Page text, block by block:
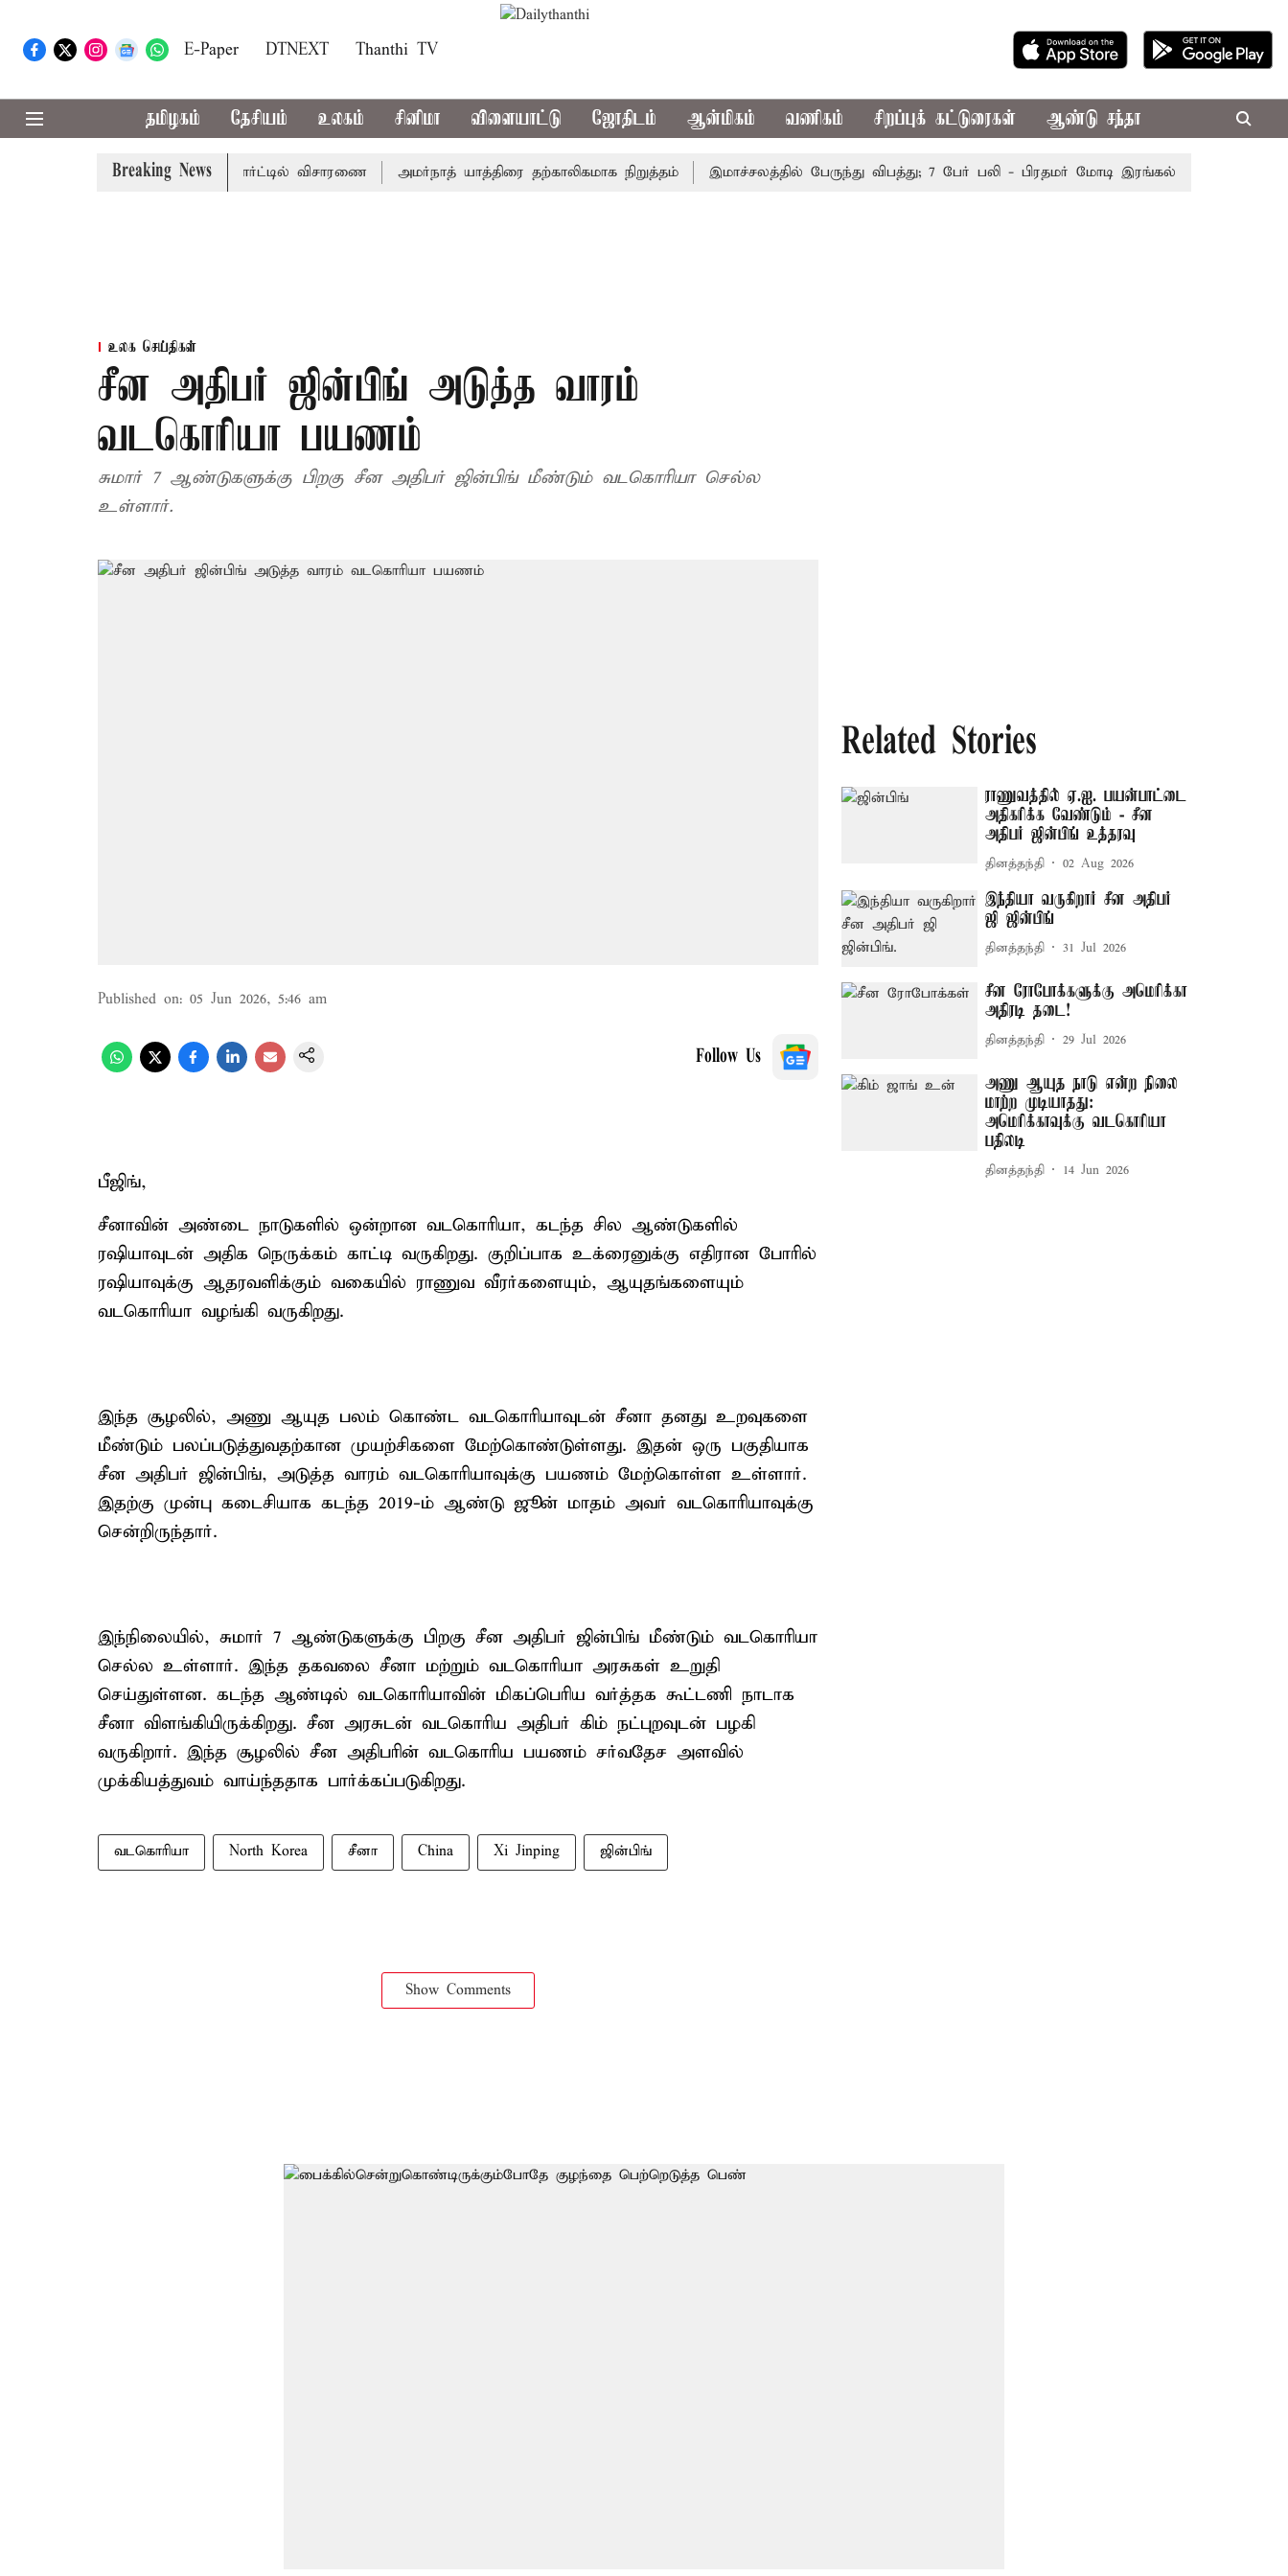
E-Paper DTNEXT Thanthi TV
தமிழகம் தேசியம் உலகம் சினிமா விளையாட்டு ஜோதிடம் ஆன்மிகம் வணிகம் சிறப்புக் கட்டுரைகள் ஆண்டு சந்தா
Breaking News
வரும் 14ம்தேதி சுப்ரீம்கோர்ட்டில் விசாரணை அமர்நாத் யாத்திரை தற்காலிகமாக நிறுத்தம் இமாச்சலத்தில் பேருந்து விபத்து; 7 பேர் பலி - பிரதமர் மோடி இரங்கல் தொகுதி
உலக செய்திகள்
சீன அதிபர் ஜின்பிங் அடுத்த வாரம்
வடகொரியா பயணம்
சுமார் 7 ஆண்டுகளுக்கு பிறகு சீன அதிபர் ஜின்பிங் மீண்டும் வடகொரியா செல்ல
உள்ளார்.
Published on: 05 Jun 2026, 5:46 am
Follow Us
பீஜிங்,
சீனாவின் அண்டை நாடுகளில் ஒன்றான வடகொரியா, கடந்த சில ஆண்டுகளில்
ரஷியாவுடன் அதிக நெருக்கம் காட்டி வருகிறது. குறிப்பாக உக்ரைனுக்கு எதிரான போரில்
ரஷியாவுக்கு ஆதரவளிக்கும் வகையில் ராணுவ வீரர்களையும், ஆயுதங்களையும்
வடகொரியா வழங்கி வருகிறது.
இந்த சூழலில், அணு ஆயுத பலம் கொண்ட வடகொரியாவுடன் சீனா தனது உறவுகளை
மீண்டும் பலப்படுத்துவதற்கான முயற்சிகளை மேற்கொண்டுள்ளது. இதன் ஒரு பகுதியாக
சீன அதிபர் ஜின்பிங், அடுத்த வாரம் வடகொரியாவுக்கு பயணம் மேற்கொள்ள உள்ளார்.
இதற்கு முன்பு கடைசியாக கடந்த 2019-ம் ஆண்டு ஜூன் மாதம் அவர் வடகொரியாவுக்கு
சென்றிருந்தார்.
இந்நிலையில், சுமார் 7 ஆண்டுகளுக்கு பிறகு சீன அதிபர் ஜின்பிங் மீண்டும் வடகொரியா
செல்ல உள்ளார். இந்த தகவலை சீனா மற்றும் வடகொரியா அரசுகள் உறுதி
செய்துள்ளன. கடந்த ஆண்டில் வடகொரியாவின் மிகப்பெரிய வர்த்தக கூட்டணி நாடாக
சீனா விளங்கியிருக்கிறது. சீன அரசுடன் வடகொரிய அதிபர் கிம் நட்புறவுடன் பழகி
வருகிறார். இந்த சூழலில் சீன அதிபரின் வடகொரிய பயணம் சர்வதேச அளவில்
முக்கியத்துவம் வாய்ந்ததாக பார்க்கப்படுகிறது.
வடகொரியா North Korea சீனா China Xi Jinping ஜின்பிங்
Show Comments
Related Stories
ராணுவத்தில் ஏ.ஐ. பயன்பாட்டை
அதிகரிக்க வேண்டும் - சீன
அதிபர் ஜின்பிங் உத்தரவு
தினத்தந்தி 02 Aug 2026
இந்தியா வருகிறார் சீன அதிபர்
ஜி ஜின்பிங்
தினத்தந்தி 31 Jul 2026
சீன ரோபோக்களுக்கு அமெரிக்கா
அதிரடி தடை!
தினத்தந்தி 29 Jul 2026
அணு ஆயுத நாடு என்ற நிலை
மாற்ற முடியாதது:
அமெரிக்காவுக்கு வடகொரியா
பதிலடி
தினத்தந்தி 14 Jun 2026